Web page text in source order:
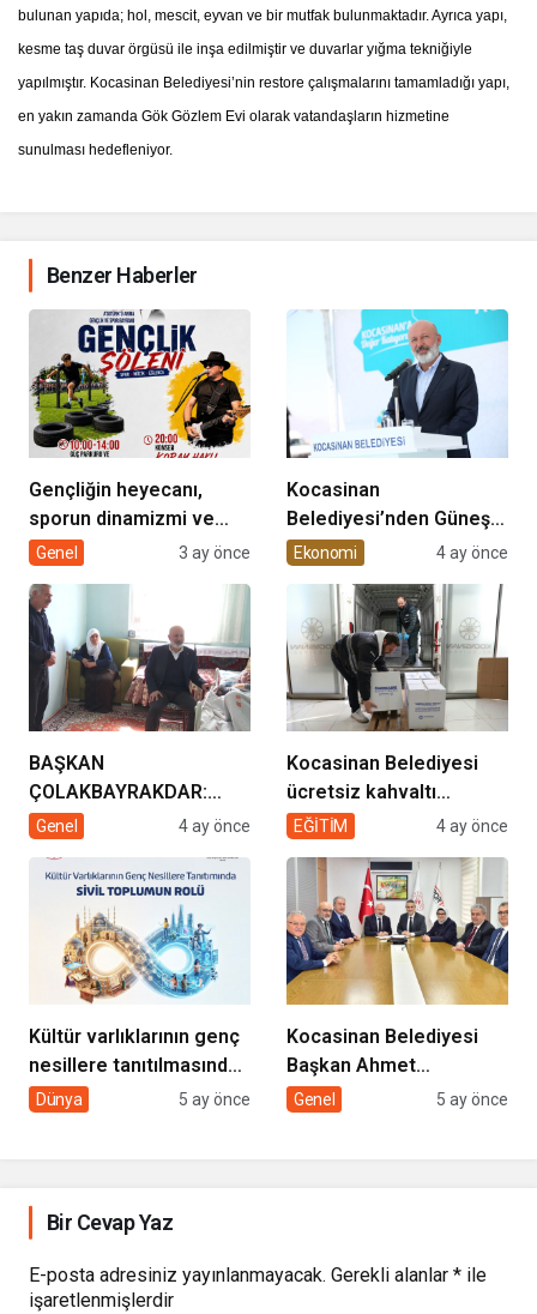
bulunan yapıda; hol, mescit, eyvan ve bir mutfak bulunmaktadır. Ayrıca yapı,
kesme taş duvar örgüsü ile inşa edilmiştir ve duvarlar yığma tekniğiyle
yapılmıştır. Kocasinan Belediyesi’nin restore çalışmalarını tamamladığı yapı,
en yakın zamanda Gök Gözlem Evi olarak vatandaşların hizmetine
sunulması hedefleniyor.
Benzer Haberler
Gençliğin heyecanı,
sporun dinamizmi ve
müziğin coşkusu
geliyor!
Genel 3 ay önce
Kocasinan
Belediyesi’nden Güneş
Enerjisi Hamlesi
Ekonomi 4 ay önce
BAŞKAN
ÇOLAKBAYRAKDAR:
“EVDE SAĞLIK
GÖNÜLLERE
DOKUNUYORUZ”
Genel 4 ay önce
Kocasinan Belediyesi
ücretsiz kahvaltı
desteği projesi
EĞİTİM 4 ay önce
Kültür varlıklarının genç
nesillere tanıtılmasında
sivil toplumun rolü
Dünya 5 ay önce
Kocasinan Belediyesi
Başkan Ahmet
Çolakbayrakdar ile
Genel 5 ay önce
Bir Cevap Yaz
E-posta adresiniz yayınlanmayacak. Gerekli alanlar * ile
işaretlenmişlerdir